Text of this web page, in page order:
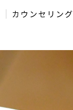
カウンセリング